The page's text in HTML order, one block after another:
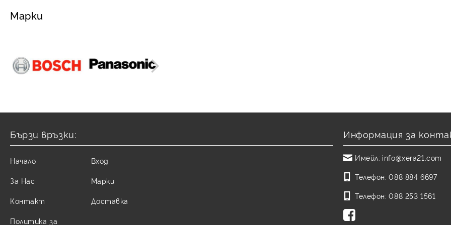
Марки
Бързи връзки:
Начало
За Нас
Контакт
Политика за
Вход
Марки
Доставка
Информация за
Имейл: info@xera21.com
Телефон: 088 884 6697
Телефон: 088 253 1561